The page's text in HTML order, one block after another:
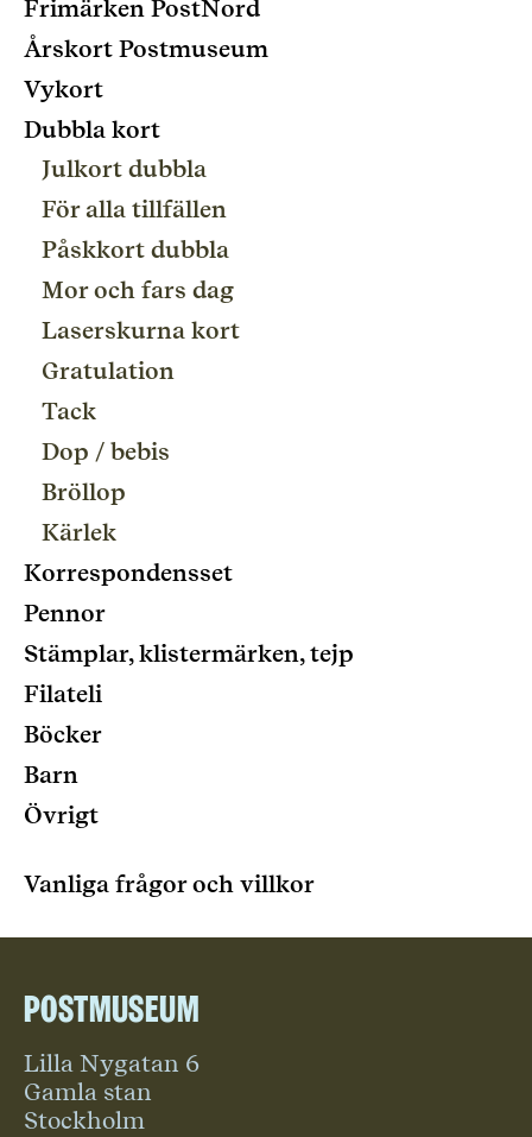
Frimärken PostNord
Årskort Postmuseum
Vykort
Dubbla kort
Julkort dubbla
För alla tillfällen
Påskkort dubbla
Mor och fars dag
Laserskurna kort
Gratulation
Tack
Dop / bebis
Bröllop
Kärlek
Korrespondensset
Pennor
Stämplar, klistermärken, tejp
Filateli
Böcker
Barn
Övrigt
Vanliga frågor och villkor
Postmuseum
Lilla Nygatan 6
Gamla stan
Stockholm